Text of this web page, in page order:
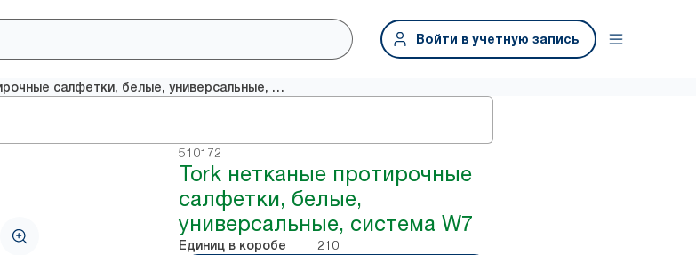
Войти в учетную запись
Tork нетканые протирочные салфетки, белые, универсальные, система W7
510172
Tork нетканые протирочные
салфетки, белые,
универсальные, система W7
Единиц в коробе
210